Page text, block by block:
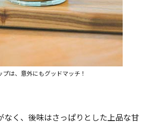
は、意外にもグッドマッチ！
なく、後味はさっぱりとした上品な甘